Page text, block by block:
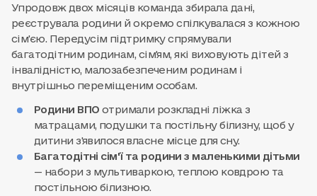
Упродовж двох місяців команда збирала дані,
реєструвала родини й окремо спілкувалася з кожною
сім'єю. Передусім підтримку спрямували
багатодітним родинам, сім'ям, які виховують дітей з
інвалідністю, малозабезпеченим родинам і
внутрішньо переміщеним особам.
Родини ВПО отримали розкладні ліжка з
матрацами, подушки та постільну білизну, щоб у
дитини з'явилося власне місце для сну.
Багатодітні сім'ї та родини з маленькими дітьми
— набори з мультиваркою, теплою ковдрою та
постільною білизною.